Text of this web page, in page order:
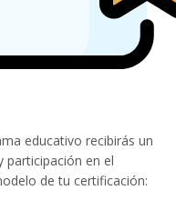
educativo recibirás un
participación en el
de tu certificación: